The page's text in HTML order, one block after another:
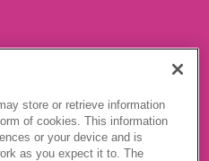
מגוון מדפסות
store or retrieve information
of cookies. This information
or your device and is
as you expect it to. The